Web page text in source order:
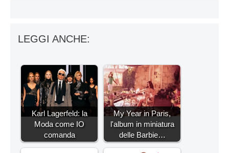
LEGGI ANCHE:
Karl Lagerfeld: la
Moda come IO
comanda
My Year in Paris,
l'album in miniatura
delle Barbie…